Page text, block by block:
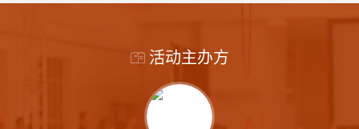
活动主办方